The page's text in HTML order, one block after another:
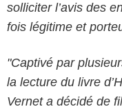
solliciter l’avis des
fois légitime et
"Captivé par
la lecture du livre
Vernet a décidé de